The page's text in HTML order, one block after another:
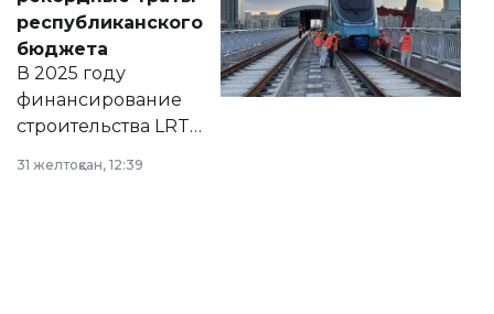
нормативных
правовых актов и
на сайте маслихат
города.
республиканского
бюджета
В 2025 году
финансирование
строительства LRT
республиканского
31 желтоқсан, 12:39